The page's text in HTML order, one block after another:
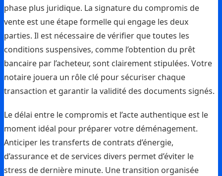
phase plus juridique. La signature du compromis de
vente est une étape formelle qui engage les deux
parties. Il est nécessaire de vérifier que toutes les
conditions suspensives, comme l’obtention du prêt
bancaire par l’acheteur, sont clairement stipulées. Votre
notaire jouera un rôle clé pour sécuriser chaque
transaction et garantir la validité des documents signés.
Le délai entre le compromis et l’acte authentique est le
moment idéal pour préparer votre déménagement.
Anticiper les transferts de contrats d’énergie,
d’assurance et de services divers permet d’éviter le
stress de dernière minute. Une transition organisée